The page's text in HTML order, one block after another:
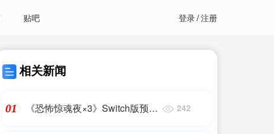
贴吧 登录/注册
相关新闻
01
《恐怖惊魂夜×3》Switch版预购
242